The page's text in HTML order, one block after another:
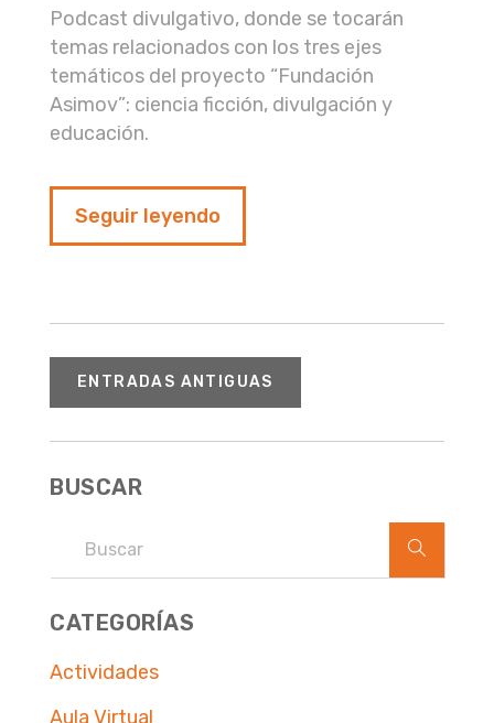
Podcast divulgativo, donde se tocarán
temas relacionados con los tres ejes
temáticos del proyecto “Fundación
Asimov”: ciencia ficción, divulgación y
educación.
Seguir leyendo
ENTRADAS ANTIGUAS
BUSCAR
CATEGORÍAS
Actividades
Aula Virtual